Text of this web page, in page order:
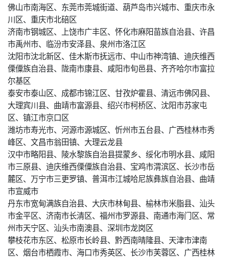
佛山市南海区、东莞市莞城街道、葫芦岛市兴城市、重庆市永
川区、重庆市北碚区
济南市钢城区、上饶市广丰区、怀化市麻阳苗族自治县、许昌
市禹州市、临汾市安泽县、泉州市洛江区
沈阳市沈北新区、佳木斯市抚远市、中山市神湾镇、迪庆维西
傈僳族自治县、陇南市康县、咸阳市旬邑县、齐齐哈尔市富拉
尔基区
泰安市泰山区、成都市锦江区、甘孜炉霍县、清远市佛冈县、
大理宾川县、曲靖市富源县、绍兴市柯桥区、沈阳市苏家屯
区、镇江市京口区
潍坊市寿光市、河源市源城区、忻州市五台县、广西桂林市秀
峰区、文昌市翁田镇、大理云龙县
汉中市略阳县、陵水黎族自治县提蒙乡、绥化市明水县、咸阳
市三原县、迪庆维西傈僳族自治县、宝鸡市渭滨区、长沙市岳
麓区、万宁市三更罗镇、普洱市江城哈尼族彝族自治县、曲靖
市宣威市
丹东市宽甸满族自治县、大庆市林甸县、榆林市米脂县、汕头
市金平区、济南市长清区、福州市罗源县、南通市海门区、常
州市天宁区、汕头市南澳县、深圳市龙岗区
攀枝花市东区、松原市长岭县、黔西南晴隆县、天津市津南
区、烟台市栖霞市、海口市秀英区、长沙市芙蓉区、广西桂林